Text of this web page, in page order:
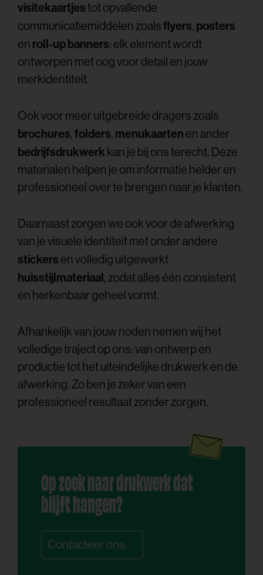
visitekaartjestot opvallende
communicatiemiddelen zoalsflyers, posters
en roll-up banners: elk element wordt
ontworpen met oog voor detail en jouw
merkidentiteit.
Ook voor meer uitgebreide dragers zoals
brochures,folders, menukaarten en ander
bedrijfsdrukwerk kan je bij ons terecht. Deze
materialen helpen je om informatie helder en
professioneel over te brengen naar je klanten.
Daarnaast zorgen we ook voor de afwerking
van je visuele identiteit met onder andere
stickers en volledig uitgewerkt
huisstijlmateriaal, zodat alles één consistent
en herkenbaar geheel vormt.
Afhankelijk van jouw noden nemen wij het
volledige traject op ons: van ontwerp en
productie tot het uiteindelijke drukwerk en de
afwerking. Zo ben je zeker van een
professioneel resultaat zonder zorgen.
Op zoek naar drukwerk dat
blijft hangen?
Contacteer ons